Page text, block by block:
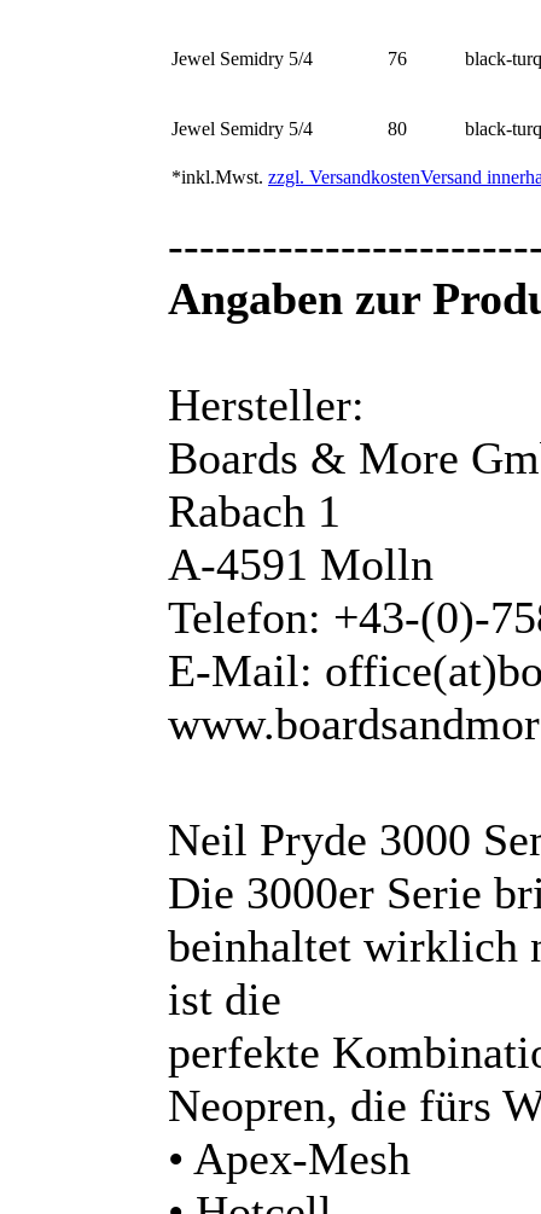
Jewel Semidry 5/4 76 black-
Jewel Semidry 5/4 80 black-
*inkl.Mwst. zzgl. VersandkostenVersand
Angaben zur
Hersteller:
Boards & More
Rabach 1
A-4591 Molln
Telefon: +43-(0)-
E-Mail:
Neil Pryde 3000
Die 3000er Serie
beinhaltet wirklich
ist die
perfekte
Neopren, die fürs
• Apex-Mesh